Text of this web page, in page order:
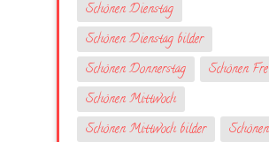
Schönen Dienstag
Schönen Dienstag bilder
Schönen Donnerstag
Schönen
Schönen Mittwoch
Schönen Mittwoch bilder